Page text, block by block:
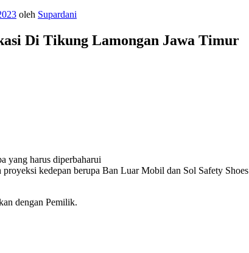
oleh Supardani
Di Tikung Lamongan Jawa Timur
yang harus diperbaharui
kedepan berupa Ban Luar Mobil dan Sol Safety Shoes
dengan Pemilik.